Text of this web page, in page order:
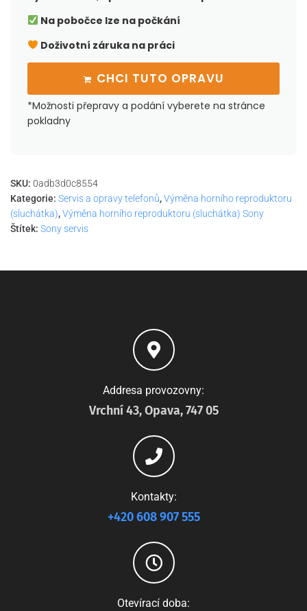
Na pobočce lze na počkání
Doživotní záruka na práci
CHCI TUTO OPRAVU
*Možnosti přepravy a podání vyberete na stránce
pokladny
SKU: 0adb3d0c8554
Kategorie: Servis a opravy telefonů,Výměna horního reproduktoru
(sluchátka),Výměna horního reproduktoru (sluchátka) Sony
Štítek: Sony servis
Addresa provozovny:
Vrchní 43, Opava, 747 05
Kontakty:
+420 608 907 555
Otevírací doba: